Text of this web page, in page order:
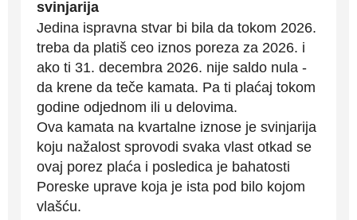
svinjarija
Jedina ispravna stvar bi bila da tokom 2026.
treba da platiš ceo iznos poreza za 2026. i
ako ti 31. decembra 2026. nije saldo nula -
da krene da teče kamata. Pa ti plaćaj tokom
godine odjednom ili u delovima.
Ova kamata na kvartalne iznose je svinjarija
koju nažalost sprovodi svaka vlast otkad se
ovaj porez plaća i posledica je bahatosti
Poreske uprave koja je ista pod bilo kojom
vlašću.